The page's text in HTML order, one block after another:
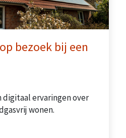
bezoek bij een
digitaal ervaringen over
wonen.